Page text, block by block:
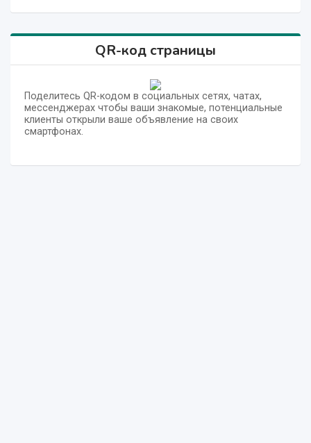
QR-код страницы
Поделитесь QR-кодом в социальных сетях, чатах,
мессенджерах чтобы ваши знакомые, потенциальные
клиенты открыли ваше объявление на своих
смартфонах.